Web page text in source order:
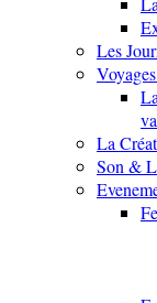
Les
La
Son &